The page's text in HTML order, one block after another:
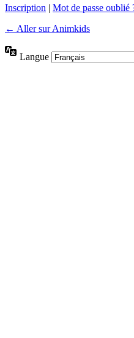
Inscription | Mot de passe oublié
← Aller sur Animkids
Langue